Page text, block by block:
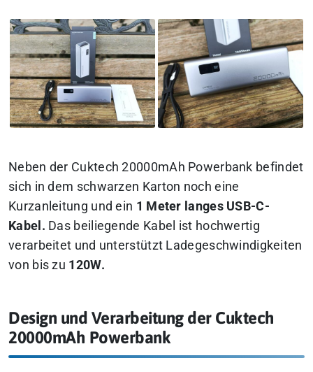
Neben der Cuktech 20000mAh Powerbank befindet
sich in dem schwarzen Karton noch eine
Kurzanleitung und ein 1 Meter langes USB-C-
Kabel. Das beiliegende Kabel ist hochwertig
verarbeitet und unterstützt Ladegeschwindigkeiten
von bis zu 120W.
Design und Verarbeitung der Cuktech
20000mAh Powerbank